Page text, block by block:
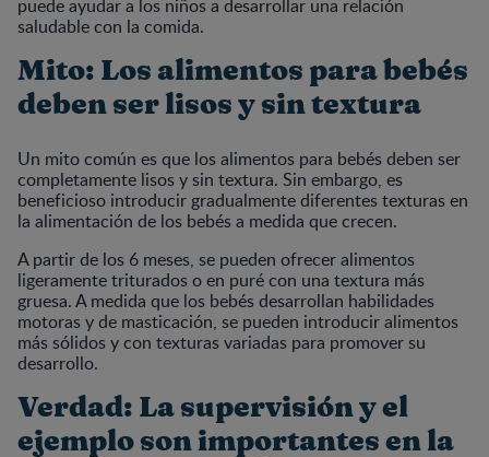
puede ayudar a los niños a desarrollar una relación
saludable con la comida.
Mito: Los alimentos para bebés
deben ser lisos y sin textura
Un mito común es que los alimentos para bebés deben ser
completamente lisos y sin textura. Sin embargo, es
beneficioso introducir gradualmente diferentes texturas en
la alimentación de los bebés a medida que crecen.
A partir de los 6 meses, se pueden ofrecer alimentos
ligeramente triturados o en puré con una textura más
gruesa. A medida que los bebés desarrollan habilidades
motoras y de masticación, se pueden introducir alimentos
más sólidos y con texturas variadas para promover su
desarrollo.
Verdad: La supervisión y el
ejemplo son importantes en la